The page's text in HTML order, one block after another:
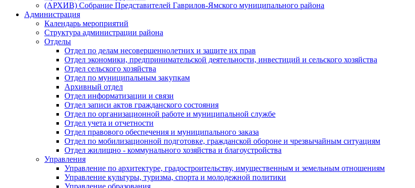
(АРХИВ) Собрание Представителей Гаврилов-Ямского муниципального района
Администрация
Календарь мероприятий
Структура администрации района
Отделы
Отдел по делам несовершеннолетних и защите их прав
Отдел экономики, предпринимательской деятельности, инвестиций и сельского хозяйства
Отдел сельского хозяйства
Отдел по муниципальным закупкам
Архивный отдел
Отдел информатизации и связи
Отдел записи актов гражданского состояния
Отдел по организационной работе и муниципальной службе
Отдел учета и отчетности
Отдел правового обеспечения и муниципального заказа
Отдел по мобилизационной подготовке, гражданской обороне и чрезвычайным ситуациям
Отдел жилищно - коммунального хозяйства и благоустройства
Управления
Управление по архитектуре, градостроительству, имущественным и земельным отношениям
Управление культуры, туризма, спорта и молодежной политики
Управление образования